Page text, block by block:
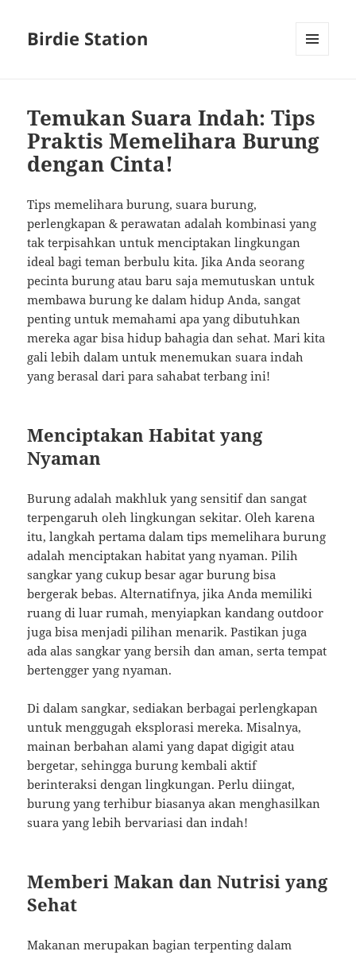
Birdie Station
Temukan Suara Indah: Tips
Praktis Memelihara Burung
dengan Cinta!
Tips memelihara burung, suara burung,
perlengkapan & perawatan adalah kombinasi yang
tak terpisahkan untuk menciptakan lingkungan
ideal bagi teman berbulu kita. Jika Anda seorang
pecinta burung atau baru saja memutuskan untuk
membawa burung ke dalam hidup Anda, sangat
penting untuk memahami apa yang dibutuhkan
mereka agar bisa hidup bahagia dan sehat. Mari kita
gali lebih dalam untuk menemukan suara indah
yang berasal dari para sahabat terbang ini!
Menciptakan Habitat yang
Nyaman
Burung adalah makhluk yang sensitif dan sangat
terpengaruh oleh lingkungan sekitar. Oleh karena
itu, langkah pertama dalam tips memelihara burung
adalah menciptakan habitat yang nyaman. Pilih
sangkar yang cukup besar agar burung bisa
bergerak bebas. Alternatifnya, jika Anda memiliki
ruang di luar rumah, menyiapkan kandang outdoor
juga bisa menjadi pilihan menarik. Pastikan juga
ada alas sangkar yang bersih dan aman, serta tempat
bertengger yang nyaman.
Di dalam sangkar, sediakan berbagai perlengkapan
untuk menggugah eksplorasi mereka. Misalnya,
mainan berbahan alami yang dapat digigit atau
bergetar, sehingga burung kembali aktif
berinteraksi dengan lingkungan. Perlu diingat,
burung yang terhibur biasanya akan menghasilkan
suara yang lebih bervariasi dan indah!
Memberi Makan dan Nutrisi yang
Sehat
Makanan merupakan bagian terpenting dalam